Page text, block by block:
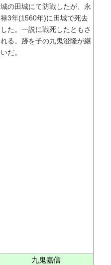
城の田城にて防戦したが、永
禄3年(1560年)に田城で死去
した。一説に戦死したともさ
れる。跡を子の九鬼澄隆が継
いだ。
九鬼嘉信